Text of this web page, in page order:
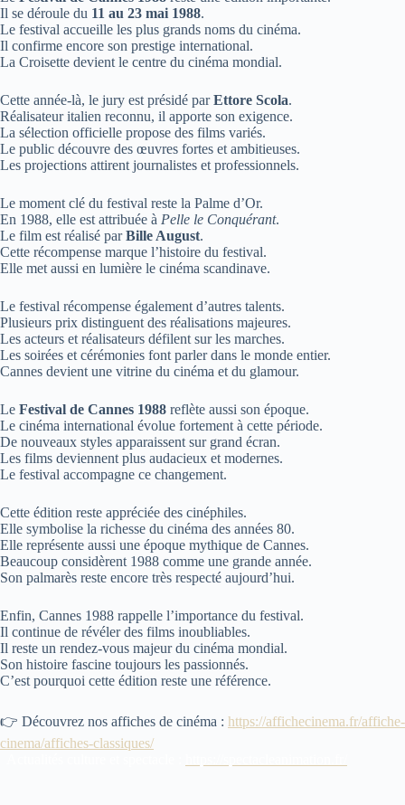
Il se déroule du 11 au 23 mai 1988.
Le festival accueille les plus grands noms du cinéma.
Il confirme encore son prestige international.
La Croisette devient le centre du cinéma mondial.
Cette année-là, le jury est présidé parEttore Scola.
Réalisateur italien reconnu, il apporte son exigence.
La sélection officielle propose des films variés.
Le public découvre des œuvres fortes et ambitieuses.
Les projections attirent journalistes et professionnels.
Le moment clé du festival reste la Palme d’Or.
En 1988, elle est attribuée à Pelle le Conquérant.
Le film est réalisé parBille August.
Cette récompense marque l’histoire du festival.
Elle met aussi en lumière le cinéma scandinave.
Le festival récompense également d’autres talents.
Plusieurs prix distinguent des réalisations majeures.
Les acteurs et réalisateurs défilent sur les marches.
Les soirées et cérémonies font parler dans le monde entier.
Cannes devient une vitrine du cinéma et du glamour.
Le Festival de Cannes 1988 reflète aussi son époque.
Le cinéma international évolue fortement à cette période.
De nouveaux styles apparaissent sur grand écran.
Les films deviennent plus audacieux et modernes.
Le festival accompagne ce changement.
Cette édition reste appréciée des cinéphiles.
Elle symbolise la richesse du cinéma des années 80.
Elle représente aussi une époque mythique de Cannes.
Beaucoup considèrent 1988 comme une grande année.
Son palmarès reste encore très respecté aujourd’hui.
Enfin, Cannes 1988 rappelle l’importance du festival.
Il continue de révéler des films inoubliables.
Il reste un rendez-vous majeur du cinéma mondial.
Son histoire fascine toujours les passionnés.
C’est pourquoi cette édition reste une référence.
👉 Découvrez nos affiches de cinéma : https://affichecinema.fr/affiche-
cinema/affiches-classiques/